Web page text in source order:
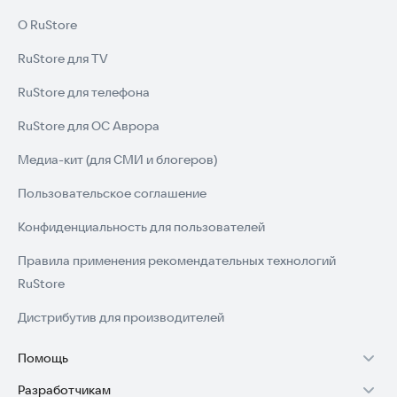
О RuStore
RuStore для TV
RuStore для телефона
RuStore для ОС Аврора
Медиа-кит (для СМИ и блогеров)
Пользовательское соглашение
Конфиденциальность для пользователей
Правила применения рекомендательных технологий
RuStore
Дистрибутив для производителей
Помощь
Установка RuStore на TV
Разработчикам